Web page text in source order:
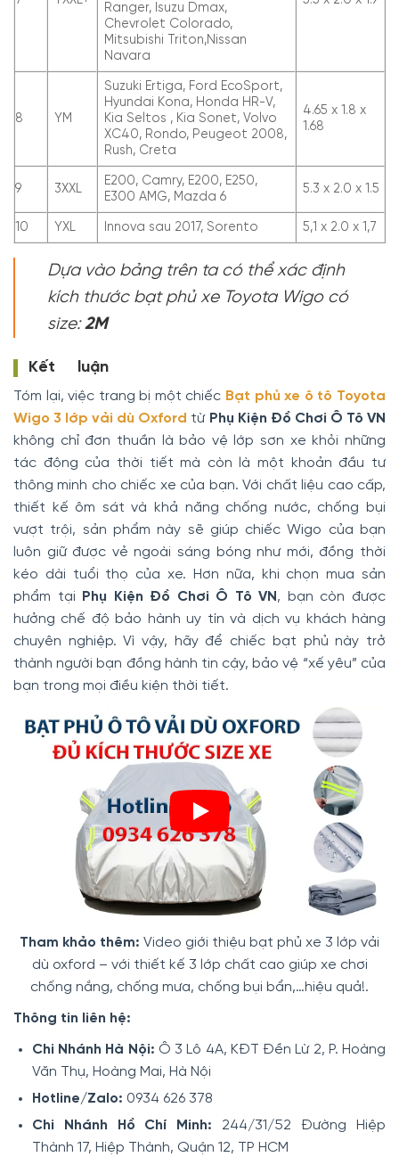
Ranger, Isuzu Dmax,
Chevrolet Colorado,
Mitsubishi Triton,Nissan
Navara
8 YM
Suzuki Ertiga, Ford EcoSport,
Hyundai Kona, Honda HR-V,
Kia Seltos , Kia Sonet, Volvo
XC40, Rondo, Peugeot 2008,
Rush, Creta
4.65 x 1.8 x
1.68
9 3XXL
E200, Camry, E200, E250,
E300 AMG, Mazda 6
5.3 x 2.0 x 1.5
10 YXL Innova sau 2017, Sorento 5,1 x 2.0 x 1,7
Dựa vào bảng trên ta có thể xác định
kích thước bạt phủ xe Toyota Wigo có
size:2M
Kết luận
Tóm lại, việc trang bị một chiếc Bạt phủ xe ô tô Toyota
Wigo 3 lớp vải dù Oxford từ Phụ Kiện Đồ Chơi Ô Tô VN
không chỉ đơn thuần là bảo vệ lớp sơn xe khỏi những
tác động của thời tiết mà còn là một khoản đầu tư
thông minh cho chiếc xe của bạn. Với chất liệu cao cấp,
thiết kế ôm sát và khả năng chống nước, chống bụi
vượt trội, sản phẩm này sẽ giúp chiếc Wigo của bạn
luôn giữ được vẻ ngoài sáng bóng như mới, đồng thời
kéo dài tuổi thọ của xe. Hơn nữa, khi chọn mua sản
phẩm tại
Phụ Kiện Đồ Chơi Ô Tô VN , bạn còn được
hưởng chế độ bảo hành uy tín và dịch vụ khách hàng
chuyên nghiệp. Vì vậy, hãy để chiếc bạt phủ này trở
thành người bạn đồng hành tin cậy, bảo vệ “xế yêu” của
bạn trong mọi điều kiện thời tiết.
Tham khảo thêm: Video giới thiệu bạt phủ xe 3 lớp vải
dù oxford – với thiết kế 3 lớp chất cao giúp xe chơi
chống nắng, chống mưa, chống bụi bẩn,…hiệu quả!.
Thông tin liên hệ:
Chi Nhánh Hà Nội: Ô 3 Lô 4A, KĐT Đền Lừ 2, P. Hoàng
Văn Thụ, Hoàng Mai, Hà Nội
Hotline/Zalo: 0934 626 378
Chi Nhánh Hồ Chí Minh: 244/31/52 Đường Hiệp
Thành 17, Hiệp Thành, Quận 12, TP HCM